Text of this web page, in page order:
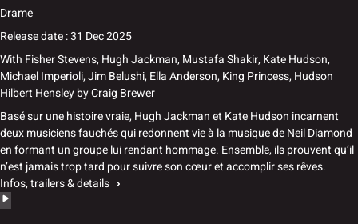
Drame
Release date : 31 Dec 2025
With Fisher Stevens, Hugh Jackman, Mustafa Shakir, Kate Hudson,
Michael Imperioli, Jim Belushi, Ella Anderson, King Princess, Hudson
Hilbert HensleybyCraig Brewer
Basé sur une histoire vraie, Hugh Jackman et Kate Hudson incarnent
deux musiciens fauchés qui redonnent vie à la musique de Neil Diamond
en formant un groupe lui rendant hommage. Ensemble, ils prouvent qu’il
n’est jamais trop tard pour suivre son cœur et accomplir ses rêves.
Infos, trailers & details